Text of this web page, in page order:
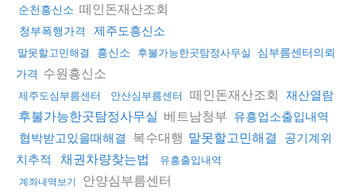
순천흥신소 떼인돈재산조회
청부폭행가격 제주도흥신소
말못할고민해결 흥신소 후불가능한곳탐정사무실
심부름센터의뢰
가격 수원흥신소
제주도심부름센터 안산심부름센터 떼인돈재산조회
재산열람
후불가능한곳탐정사무실 베트남청부 유흥업소출입내역
협박받고있을때해결
복수대행 말못할고민해결
공기계위
치추적
채권차량찾는법 유흥출입내역
계좌내역보기 안양심부름센터